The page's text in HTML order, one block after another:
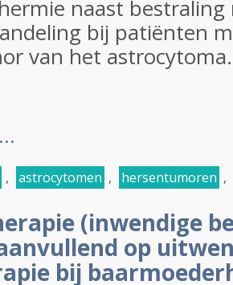
naast bestraling
bij patiënten
van het
, astrocytomen , hersentumoren ,
(inwendige
op
bij